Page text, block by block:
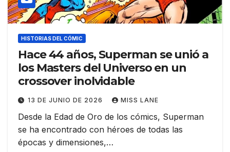
HISTORIAS DEL CÓMIC
Hace 44 años, Superman se unió a
los Masters del Universo en un
crossover inolvidable
13 DE JUNIO DE 2026 MISS LANE
Desde la Edad de Oro de los cómics, Superman
se ha encontrado con héroes de todas las
épocas y dimensiones,…